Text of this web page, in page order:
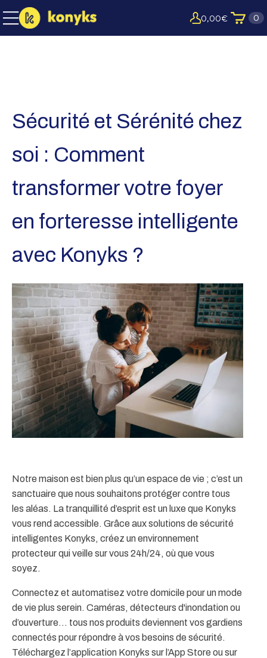
0,00€ 0
Sécurité et Sérénité chez
soi : Comment
transformer votre foyer
en forteresse intelligente
avec Konyks ?
Notre maison est bien plus qu’un espace de vie ; c’est un
sanctuaire que nous souhaitons protéger contre tous
les aléas. La tranquillité d’esprit est un luxe que Konyks
vous rend accessible. Grâce aux solutions de sécurité
intelligentes Konyks, créez un environnement
protecteur qui veille sur vous 24h/24, où que vous
soyez.
Connectez et automatisez votre domicile pour un mode
de vie plus serein. Caméras, détecteurs d'inondation ou
d’ouverture… tous nos produits deviennent vos gardiens
connectés pour répondre à vos besoins de sécurité.
Téléchargez l’application Konyks sur l’App Store ou sur